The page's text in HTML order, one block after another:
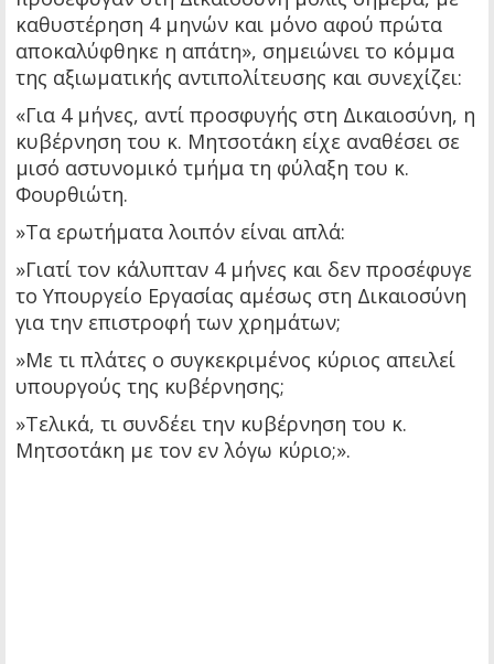
καθυστέρηση 4 μηνών και μόνο αφού πρώτα
αποκαλύφθηκε η απάτη», σημειώνει το κόμμα
της αξιωματικής αντιπολίτευσης και συνεχίζει:
«Για 4 μήνες, αντί προσφυγής στη Δικαιοσύνη, η
κυβέρνηση του κ. Μητσοτάκη είχε αναθέσει σε
μισό αστυνομικό τμήμα τη φύλαξη του κ.
Φουρθιώτη.
»Τα ερωτήματα λοιπόν είναι απλά:
»Γιατί τον κάλυπταν 4 μήνες και δεν προσέφυγε
το Υπουργείο Εργασίας αμέσως στη Δικαιοσύνη
για την επιστροφή των χρημάτων;
»Με τι πλάτες ο συγκεκριμένος κύριος απειλεί
υπουργούς της κυβέρνησης;
»Τελικά, τι συνδέει την κυβέρνηση του κ.
Μητσοτάκη με τον εν λόγω κύριο;».